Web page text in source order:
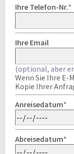
Ihre Telefon-Nr.*
Ihre Email
(optional, aber
Wenn Sie Ihre E-
Kopie Ihrer
Anreisedatum*
Abreisedatum*